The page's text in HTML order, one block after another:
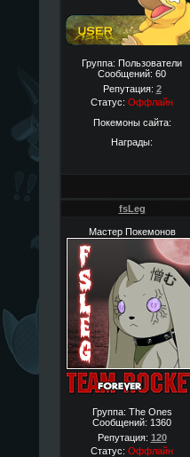
Группа: Пользователи
Сообщений: 60
Репутация: 2
Статус: Оффлайн
Покемоны сайта:
Награды:
fsLeg
Мастер Покемонов
Группа: The Ones
Сообщений: 1360
Репутация: 120
Статус: Оффлайн